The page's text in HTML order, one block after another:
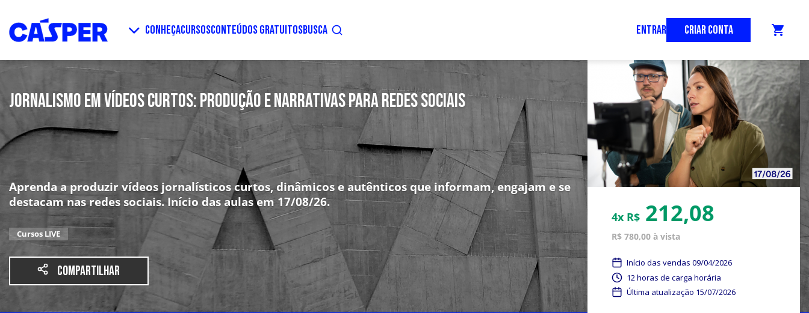
CONHEÇACURSOSCONTEÚDOS GRATUITOSBUSCA ENTRAR CRIAR CONTA shopping_cart
JORNALISMO EM VÍDEOS CURTOS: PRODUÇÃO E NARRATIVAS PARA REDES SOCIAIS
Aprenda a produzir vídeos jornalísticos curtos, dinâmicos e autênticos que informam, engajam e se
destacam nas redes sociais. Início das aulas em 17/08/26.
Cursos LIVE
Compartilhar
4x R$ 212,08
R$ 780,00 à vista
Início das vendas 09/04/2026
12 horas de carga horária
Última atualização 15/07/2026